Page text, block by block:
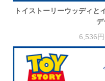
トイストーリーウッディと
デ
6,536